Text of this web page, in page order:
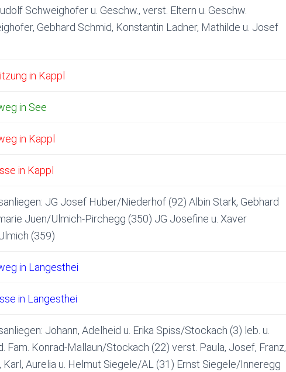
Schweighofer u. Geschw., verst. Eltern u. Geschw.
Gebhard Schmid, Konstantin Ladner, Mathilde u. Josef
in Kappl
in See
in Kappl
in Kappl
JG Josef Huber/Niederhof (92) Albin Stark, Gebhard
Juen/Ulmich-Pirchegg (350) JG Josefine u. Xaver
(359)
in Langesthei
in Langesthei
Johann, Adelheid u. Erika Spiss/Stockach (3) leb. u.
Fam. Konrad-Mallaun/Stockach (22) verst. Paula, Josef, Franz,
Karl, Aurelia u. Helmut Siegele/AL (31) Ernst Siegele/Inneregg